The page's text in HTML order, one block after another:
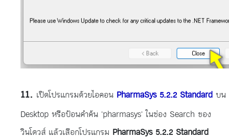
เปิดโปรแกรมด้วยไอคอน PharmaSys 5.2.2 Standard บน
Desktop หรือป้อนคำค้น 'pharmasys' ในช่อง Search ของ
วินโดวส์ แล้วเลือกโปรแกรม PharmaSys 5.2.2 Standard